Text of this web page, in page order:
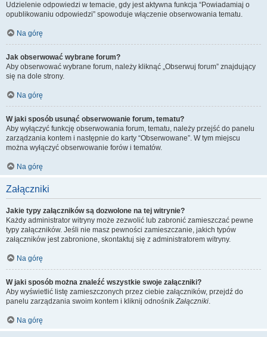
Udzielenie odpowiedzi w temacie, gdy jest aktywna funkcja “Powiadamiaj o
opublikowaniu odpowiedzi” spowoduje włączenie obserwowania tematu.
Na górę
Jak obserwować wybrane forum?
Aby obserwować wybrane forum, należy kliknąć „Obserwuj forum” znajdujący
się na dole strony.
Na górę
W jaki sposób usunąć obserwowanie forum, tematu?
Aby wyłączyć funkcję obserwowania forum, tematu, należy przejść do panelu
zarządzania kontem i następnie do karty “Obserwowane”. W tym miejscu
można wyłączyć obserwowanie forów i tematów.
Na górę
Załączniki
Jakie typy załączników są dozwolone na tej witrynie?
Każdy administrator witryny może zezwolić lub zabronić zamieszczać pewne
typy załączników. Jeśli nie masz pewności zamieszczanie, jakich typów
załączników jest zabronione, skontaktuj się z administratorem witryny.
Na górę
W jaki sposób można znaleźć wszystkie swoje załączniki?
Aby wyświetlić listę zamieszczonych przez ciebie załączników, przejdź do
panelu zarządzania swoim kontem i kliknij odnośnikZałączniki.
Na górę